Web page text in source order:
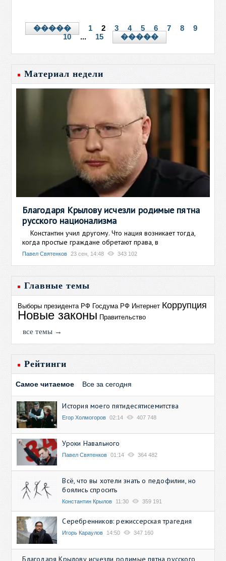
����� 1 2 3 4 5 6 7 8
9
10
... 15 �����
Материал недели
Благодаря Крылову исчезли родимые пятна
русского национализма
Константин учил другому. Что нация возникает тогда,
когда простые граждане обретают права, в
Павел Святенков 23 сен, 14:48 343 102
Главные темы
Выборы президента РФ Госдума РФ Интернет Коррупция
Новые законы Правительство
все темы →
Рейтинги
Самое читаемое Все за сегодня
История моего пятидесятисемитства
Егор Холмогоров 02:14 407 748
Уроки Навального
Павел Святенков 01:14 364 482
Всё, что вы хотели знать о педофилии, но
боялись спросить
Константин Крылов 11:30 359 191
Серебренников: режиссерская трагедия
Игорь Караулов 14:50 347 160
Благодаря Крылову исчезли родимые пятна русского